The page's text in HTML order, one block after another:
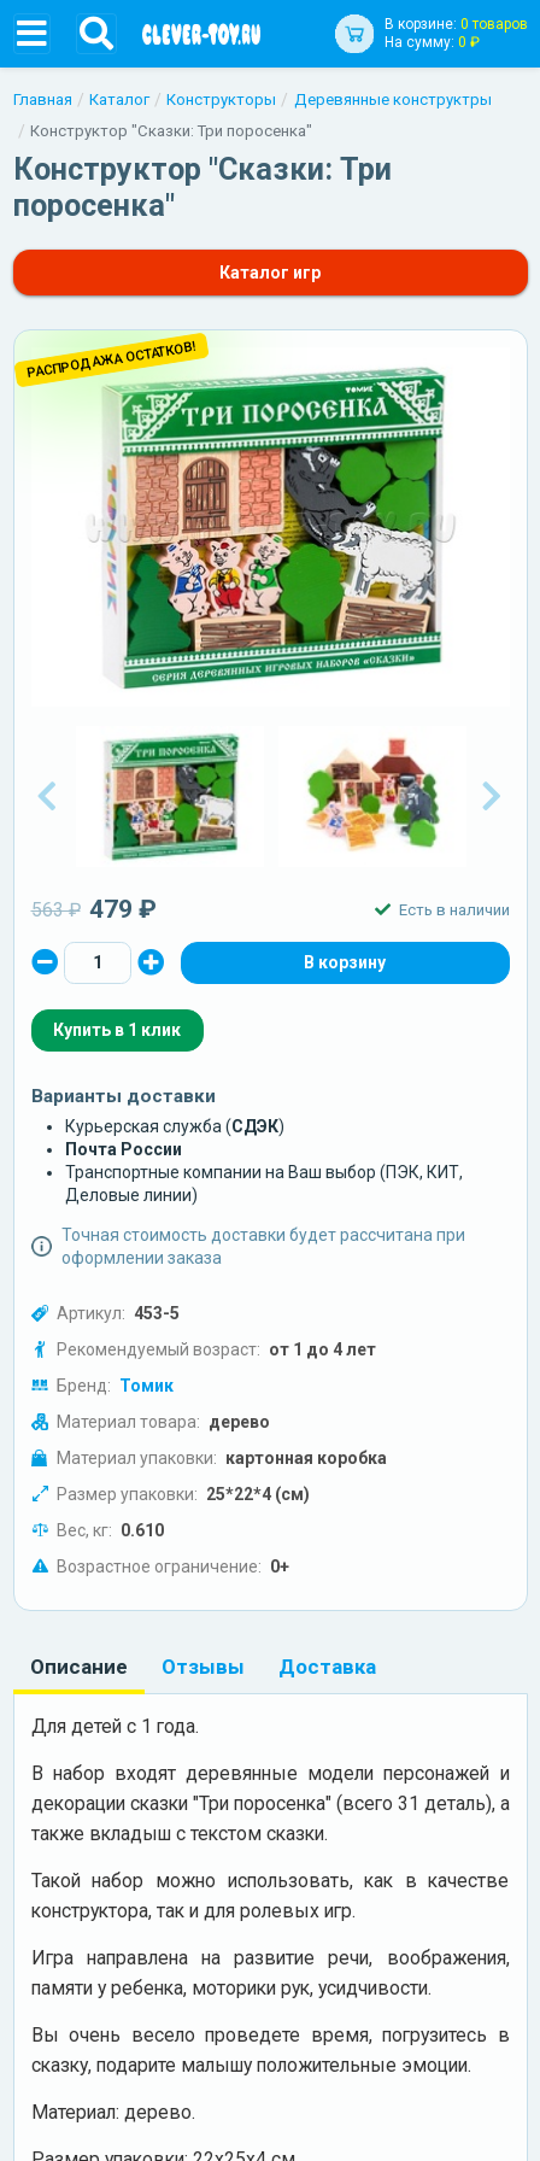
В корзине: 0 товаров
На сумму: 0 ₽
Главная Каталог Конструкторы
Деревянные конструктры
Конструктор "Сказки: Три поросенка"
Конструктор "Сказки: Три
поросенка"
Каталог игр
РАСПРОДАЖА ОСТАТКОВ!
563 ₽ 479 ₽ Есть в наличии
Купить в 1 клик
Варианты доставки
Курьерская служба (СДЭК)
Почта России
Транспортные компании на Ваш выбор (ПЭК, КИТ,
Деловые линии)
Точная стоимость доставки будет рассчитана при
оформлении заказа
Артикул: 453-5
Рекомендуемый возраст: от 1 до 4 лет
Бренд: Томик
Материал товара: дерево
Материал упаковки: картонная коробка
Размер упаковки: 25*22*4 (см)
Вес, кг: 0.610
Возрастное ограничение: 0+
Описание Отзывы Доставка
Для детей с 1 года.
В набор входят деревянные модели персонажей и
декорации сказки "Три поросенка" (всего 31 деталь), а
также вкладыш с текстом сказки.
Такой набор можно использовать, как в качестве
конструктора, так и для ролевых игр.
Игра направлена на развитие речи, воображения,
памяти у ребенка, моторики рук, усидчивости.
Вы очень весело проведете время, погрузитесь в
сказку, подарите малышу положительные эмоции.
Материал: дерево.